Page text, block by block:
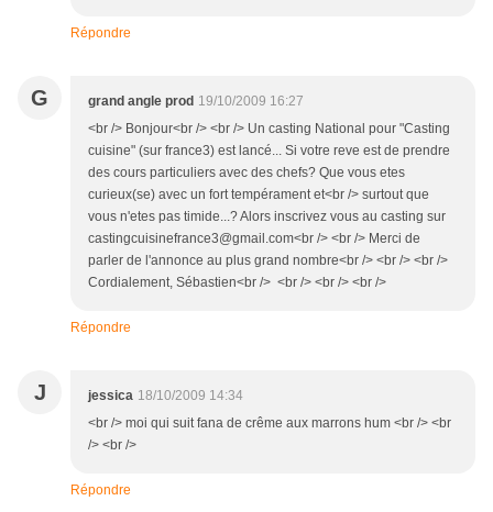
Répondre
G grand angle prod 19/10/2009 16:27
<br /> Bonjour<br /> <br /> Un casting National pour "Casting
cuisine" (sur france3) est lancé... Si votre reve est de prendre
des cours particuliers avec des chefs? Que vous etes
curieux(se) avec un fort tempérament et<br /> surtout que
vous n'etes pas timide...? Alors inscrivez vous au casting sur
castingcuisinefrance3@gmail.com<br /> <br /> Merci de
parler de l'annonce au plus grand nombre<br /> <br /> <br />
Cordialement, Sébastien<br /> <br /> <br /> <br />
Répondre
J jessica 18/10/2009 14:34
<br /> moi qui suit fana de crême aux marrons hum <br /> <br
/> <br />
Répondre